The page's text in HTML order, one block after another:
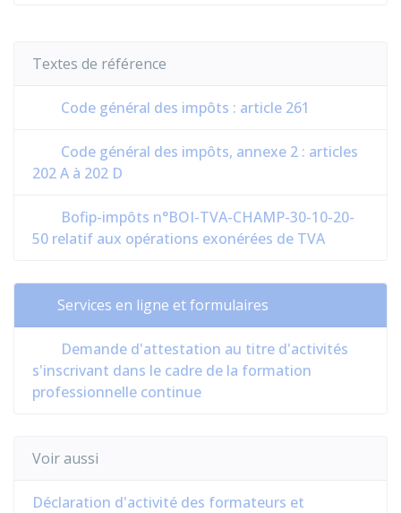
Textes de référence
Code général des impôts : article 261
Code général des impôts, annexe 2 : articles
202 A à 202 D
Bofip-impôts n°BOI-TVA-CHAMP-30-10-20-
50 relatif aux opérations exonérées de TVA
Services en ligne et formulaires
Demande d'attestation au titre d'activités
s'inscrivant dans le cadre de la formation
professionnelle continue
Voir aussi
Déclaration d'activité des formateurs et